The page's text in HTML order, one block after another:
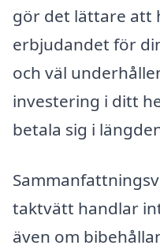
gör det lättare att
erbjudandet för
och väl
investering i ditt
betala sig i
taktvätt handlar
även om